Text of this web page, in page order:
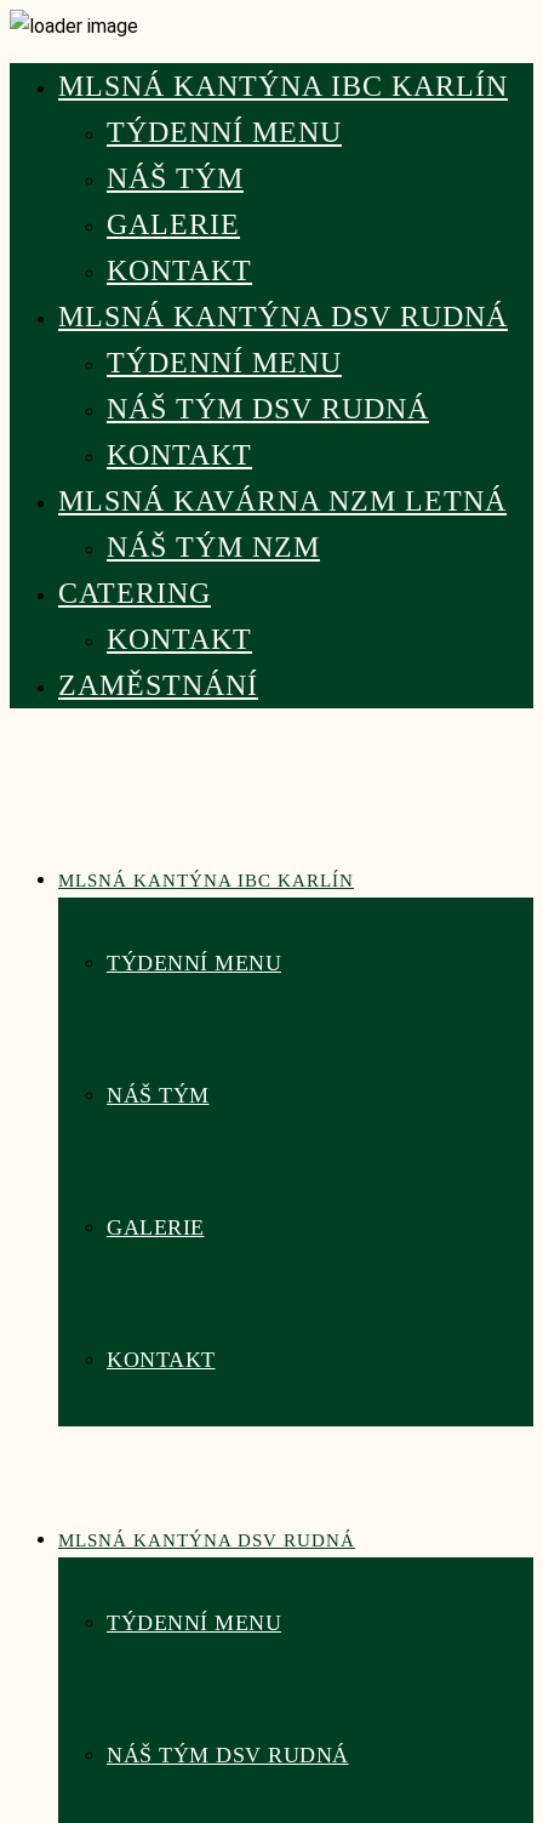
MLSNÁ KANTÝNA IBC KARLÍN
TÝDENNÍ MENU
NÁŠ TÝM
GALERIE
KONTAKT
MLSNÁ KANTÝNA DSV RUDNÁ
TÝDENNÍ MENU
NÁŠ TÝM DSV RUDNÁ
KONTAKT
MLSNÁ KAVÁRNA NZM LETNÁ
NÁŠ TÝM NZM
CATERING
KONTAKT
ZAMĚSTNÁNÍ
MLSNÁ KANTÝNA IBC KARLÍN
TÝDENNÍ MENU
NÁŠ TÝM
GALERIE
KONTAKT
MLSNÁ KANTÝNA DSV RUDNÁ
TÝDENNÍ MENU
NÁŠ TÝM DSV RUDNÁ